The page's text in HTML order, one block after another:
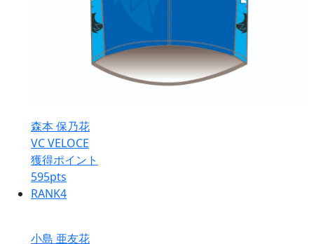
森本 保乃花
VC VELOCE
獲得ポイント
595pts
RANK4
小島 亜友花